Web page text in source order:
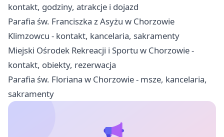
kontakt, godziny, atrakcje i dojazd
Parafia św. Franciszka z Asyżu w Chorzowie
Klimzowcu - kontakt, kancelaria, sakramenty
Miejski Ośrodek Rekreacji i Sportu w Chorzowie -
kontakt, obiekty, rezerwacja
Parafia św. Floriana w Chorzowie - msze, kancelaria,
sakramenty